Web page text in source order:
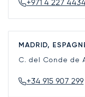
+971 4 227 4434
MADRID,
C. del Conde de
+34 915 907 299